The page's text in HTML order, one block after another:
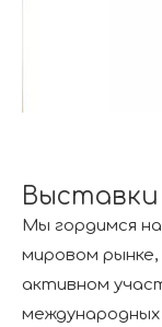
Выставки
Мы гордимся
мировом
активном
международных